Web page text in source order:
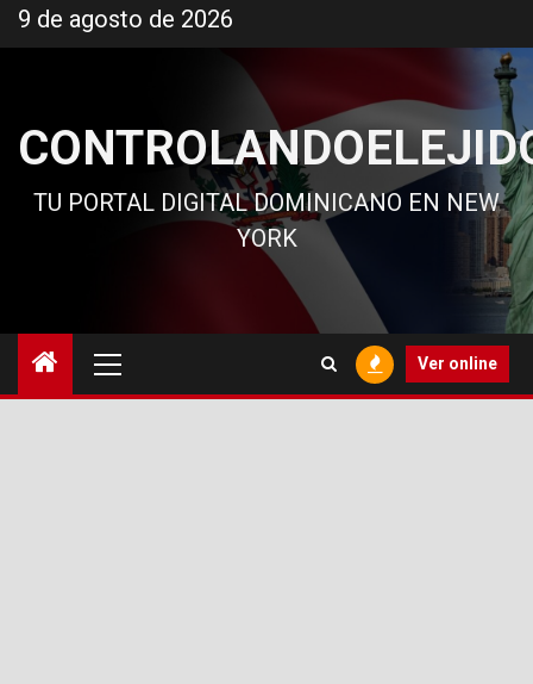
al
9 de agosto de 2026
TU PORTAL DIGITAL DOMINICANO EN NEW
YORK
principal
Ver online